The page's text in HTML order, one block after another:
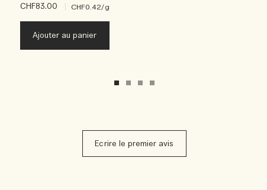
CHF83.00 CHF0.42/g
Ajouter au panier
Ecrire le premier avis